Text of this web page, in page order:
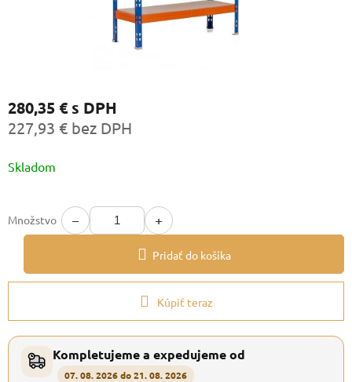
280,35 €s DPH
227,93 € bez DPH
cena:
Skladom
Množstvo − +
Pridať do košíka
Kúpiť teraz
Kompletujeme a expedujeme od
07. 08. 2026 do 21. 08. 2026